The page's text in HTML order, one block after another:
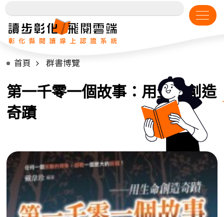
首頁 群書博覽
第一千零一個故事：用生命創造
奇蹟